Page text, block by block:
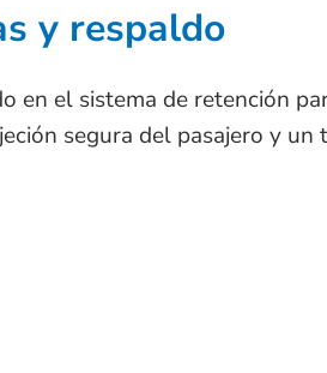
y respaldo
en el sistema de retención
segura del pasajero y un